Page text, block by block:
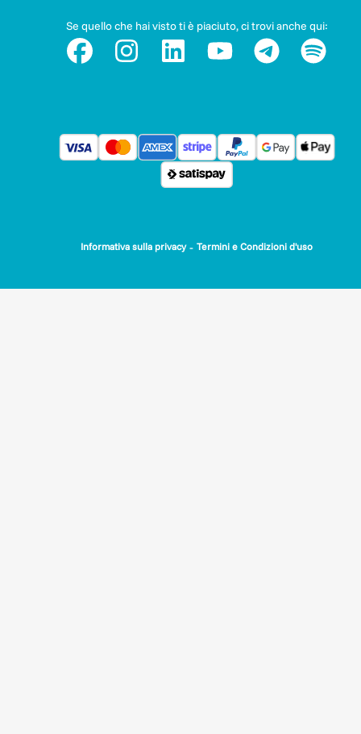
Se quello che hai visto ti è piaciuto, ci trovi anche qui:
Informativa sulla privacy - Termini e Condizioni d'uso